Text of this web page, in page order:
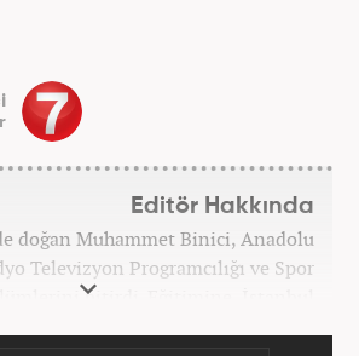
Editör Hakkında
doğan Muhammet Binici, Anadolu
Televizyon Programcılığı ve Spor
bitirdi. Eğitimine, İstanbul